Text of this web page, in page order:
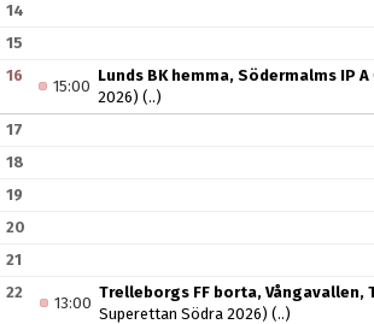
14
15
16
15:00
Lunds BK hemma, Södermalms IP A
2026) (..)
17
18
19
20
21
22
13:00
Trelleborgs FF borta, Vångavallen,
Superettan Södra 2026) (..)